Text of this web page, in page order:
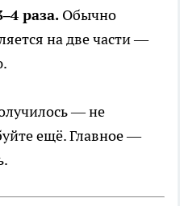
раза. Обычно
на две части —
— не
ещё. Главное —